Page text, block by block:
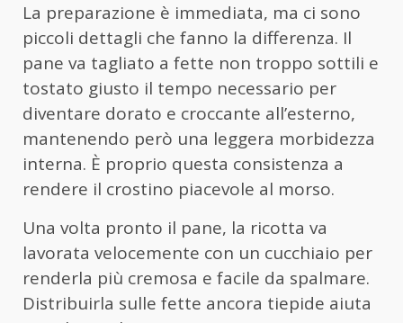
La preparazione è immediata, ma ci sono
piccoli dettagli che fanno la differenza. Il
pane va tagliato a fette non troppo sottili e
tostato giusto il tempo necessario per
diventare dorato e croccante all’esterno,
mantenendo però una leggera morbidezza
interna. È proprio questa consistenza a
rendere il crostino piacevole al morso.
Una volta pronto il pane, la ricotta va
lavorata velocemente con un cucchiaio per
renderla più cremosa e facile da spalmare.
Distribuirla sulle fette ancora tiepide aiuta